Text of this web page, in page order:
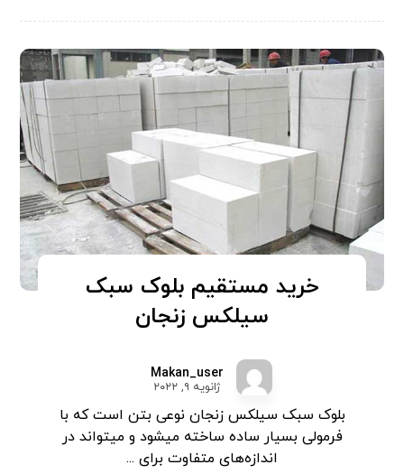
خرید مستقیم بلوک سبک
سیلکس زنجان
Makan_user
ژانویه ۹, ۲۰۲۲
بلوک سبک سیلکس زنجان نوعی بتن است که با
فرمولی بسیار ساده ساخته میشود و میتواند در
اندازه‌های متفاوت برای ...